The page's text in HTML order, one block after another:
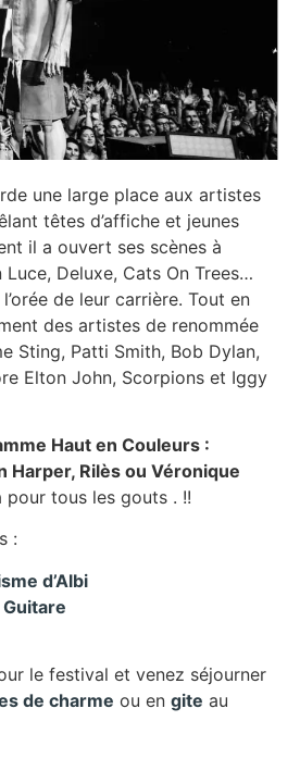
une large place aux artistes
têtes d’affiche et jeunes
il a ouvert ses scènes à
Luce, Deluxe, Cats On Trees…
de leur carrière. Tout en
des artistes de renommée
Sting, Patti Smith, Bob Dylan,
Elton John, Scorpions et Iggy
Haut en Couleurs :
Harper, Rilès ou Véronique
pour tous les gouts . !!
:
d’Albi
Guitare
le festival et venez séjourner
de charme ou en gite au